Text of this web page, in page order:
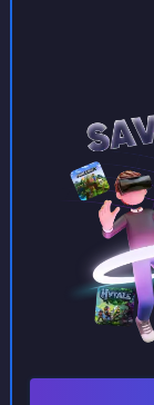
Ouvrez le
pouvez le